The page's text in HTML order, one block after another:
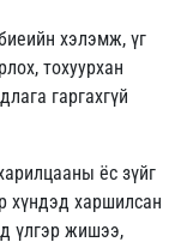
хэлэмж, үг
тохуурхан
гаргахгүй
ёс зүйг
хүндэд харшилсан
үлгэр жишээ,